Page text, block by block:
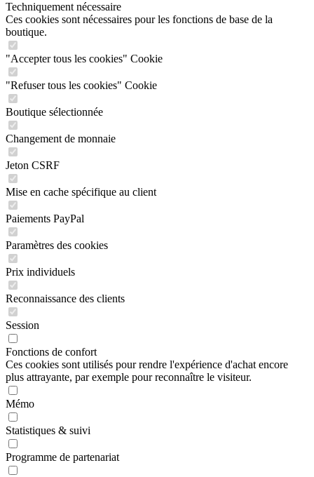
Techniquement nécessaire
Ces cookies sont nécessaires pour les fonctions de base de la
boutique.
"Accepter tous les cookies" Cookie
"Refuser tous les cookies" Cookie
Boutique sélectionnée
Changement de monnaie
Jeton CSRF
Mise en cache spécifique au client
Paiements PayPal
Paramètres des cookies
Prix individuels
Reconnaissance des clients
Session
Fonctions de confort
Ces cookies sont utilisés pour rendre l'expérience d'achat encore
plus attrayante, par exemple pour reconnaître le visiteur.
Mémo
Statistiques & suivi
Programme de partenariat